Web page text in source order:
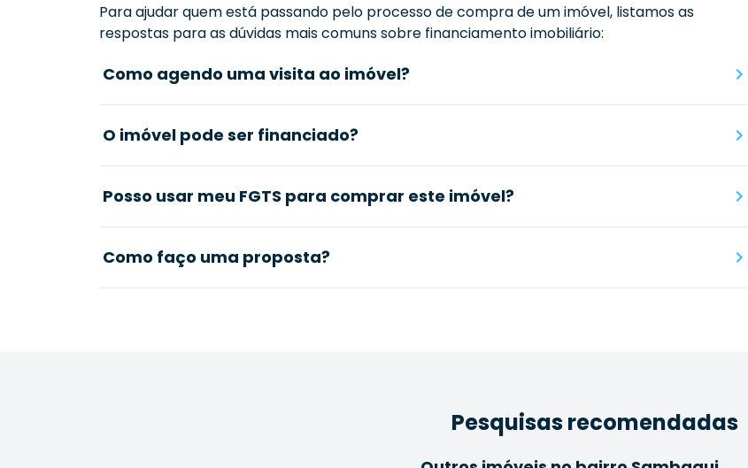
Para ajudar quem está passando pelo processo de compra de um imóvel, listamos as
respostas para as dúvidas mais comuns sobre financiamento imobiliário:
Como agendo uma visita ao imóvel?
O imóvel pode ser financiado?
Posso usar meu FGTS para comprar este imóvel?
Como faço uma proposta?
Pesquisas recomendadas